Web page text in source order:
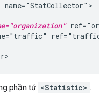
phần tử <Statistic> .